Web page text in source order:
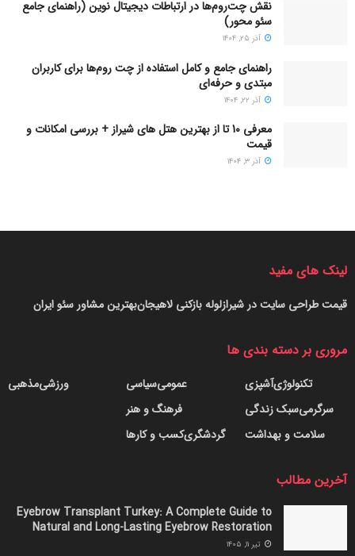
نقش چت‌روم‌ها در ارتباطات دیجیتال نوین (راهنمای جامع
سئو محور)
آذر ۲۵, ۱۴۰۴
راهنمای جامع و کامل استفاده از چت روم‌ها برای کاربران
مبتدی و حرفه‌ای
آذر ۲۲, ۱۴۰۴
معرفی 10 تا از بهترین هتل های شیراز + بررسی امکانات و
قیمت
آذر ۳, ۱۴۰۴
لینک های مفید
بهترین مشاور سئو ایرانلوله بازکنی لاهیجانقیمت طراحی سایت در شیراز
مروری بر دسته بندی ها
آشپزیتکنولوژی
سبک زندگیسرگرمی
سلامت و بهداشت
سیاسیعمومی
فرهنگ و هنر
کسب و کارهاگردشگری
مذهبیورزشی
آخرین مطالب
Eyebrow Transplant Turkey: A Complete Guide to
Natural and Long-Lasting Eyebrow Restoration
تیر ۱۱, ۱۴۰۵